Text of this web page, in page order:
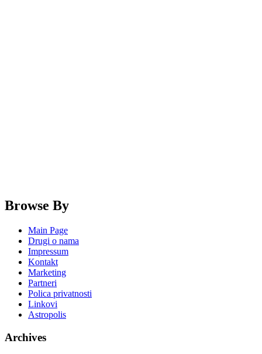
Browse By
Main Page
Drugi o nama
Impressum
Kontakt
Marketing
Partneri
Polica privatnosti
Linkovi
Astropolis
Archives